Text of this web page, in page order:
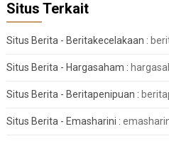
Situs Terkait
Situs Berita - Beritakecelakaan :
Situs Berita - Hargasaham :
Situs Berita - Beritapenipuan :
Situs Berita - Emasharini :